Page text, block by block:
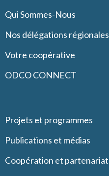
Qui Sommes-Nous
Nos délégations régionales
Votre coopérative
ODCO CONNECT
Projets et programmes
Publications et médias
Coopération et partenariat